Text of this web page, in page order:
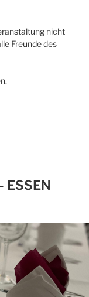
nicht
Freunde des
ESSEN